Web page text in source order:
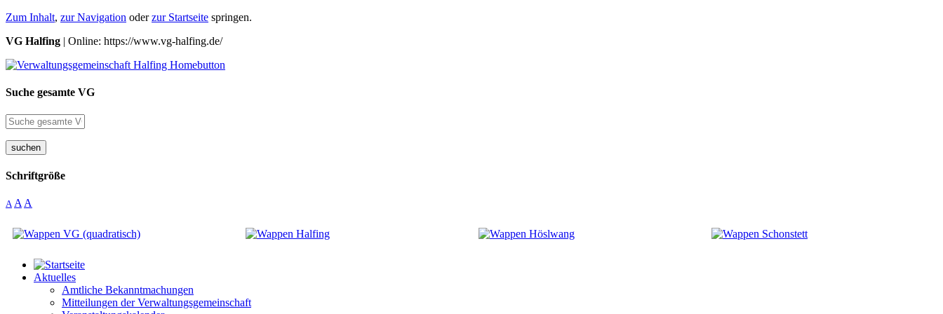
Zum Inhalt, zur Navigation oderzur Startseite springen.
VG Halfing | Online: https://www.vg-halfing.de/
Suche gesamte VG
suchen
Schriftgröße
A A A
Aktuelles
Amtliche Bekanntmachungen
Mitteilungen der Verwaltungsgemeinschaft